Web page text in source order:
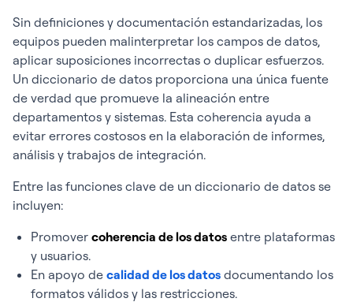
Sin definiciones y documentación estandarizadas, los
equipos pueden malinterpretar los campos de datos,
aplicar suposiciones incorrectas o duplicar esfuerzos.
Un diccionario de datos proporciona una única fuente
de verdad que promueve la alineación entre
departamentos y sistemas. Esta coherencia ayuda a
evitar errores costosos en la elaboración de informes,
análisis y trabajos de integración.
Entre las funciones clave de un diccionario de datos se
incluyen:
Promover coherencia de los datos entre plataformas
y usuarios.
En apoyo de calidad de los datos documentando los
formatos válidos y las restricciones.